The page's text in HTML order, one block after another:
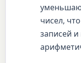
чисел,
записей